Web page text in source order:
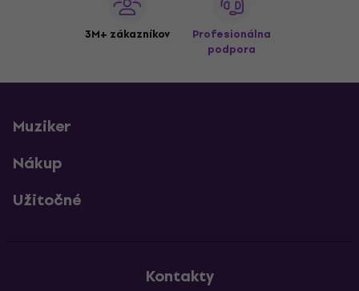
3M+ zákazníkov
Profesionálna
podpora
Muziker
Nákup
Užitočné
Kontakty